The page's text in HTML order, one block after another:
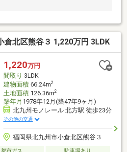
倉北区熊谷３ 1,220万円 3LDK
1,220万円
間取り 3LDK
建物面積66.24m2
土地面積126.36m2
築年月 1978年12月(築47年9ヶ月)
北九州モノレール 北方駅 徒歩23分
その他の交通
福岡県北九州市小倉北区熊谷３